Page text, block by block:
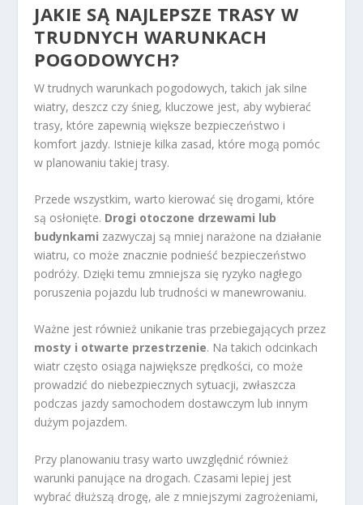
JAKIE SĄ NAJLEPSZE TRASY W
TRUDNYCH WARUNKACH
POGODOWYCH?
W trudnych warunkach pogodowych, takich jak silne
wiatry, deszcz czy śnieg, kluczowe jest, aby wybierać
trasy, które zapewnią większe bezpieczeństwo i
komfort jazdy. Istnieje kilka zasad, które mogą pomóc
w planowaniu takiej trasy.
Przede wszystkim, warto kierować się drogami, które
są osłonięte. Drogi otoczone drzewami lub
budynkami zazwyczaj są mniej narażone na działanie
wiatru, co może znacznie podnieść bezpieczeństwo
podróży. Dzięki temu zmniejsza się ryzyko nagłego
poruszenia pojazdu lub trudności w manewrowaniu.
Ważne jest również unikanie tras przebiegających przez
mosty i otwarte przestrzenie. Na takich odcinkach
wiatr często osiąga największe prędkości, co może
prowadzić do niebezpiecznych sytuacji, zwłaszcza
podczas jazdy samochodem dostawczym lub innym
dużym pojazdem.
Przy planowaniu trasy warto uwzględnić również
warunki panujące na drogach. Czasami lepiej jest
wybrać dłuższą drogę, ale z mniejszymi zagrożeniami,